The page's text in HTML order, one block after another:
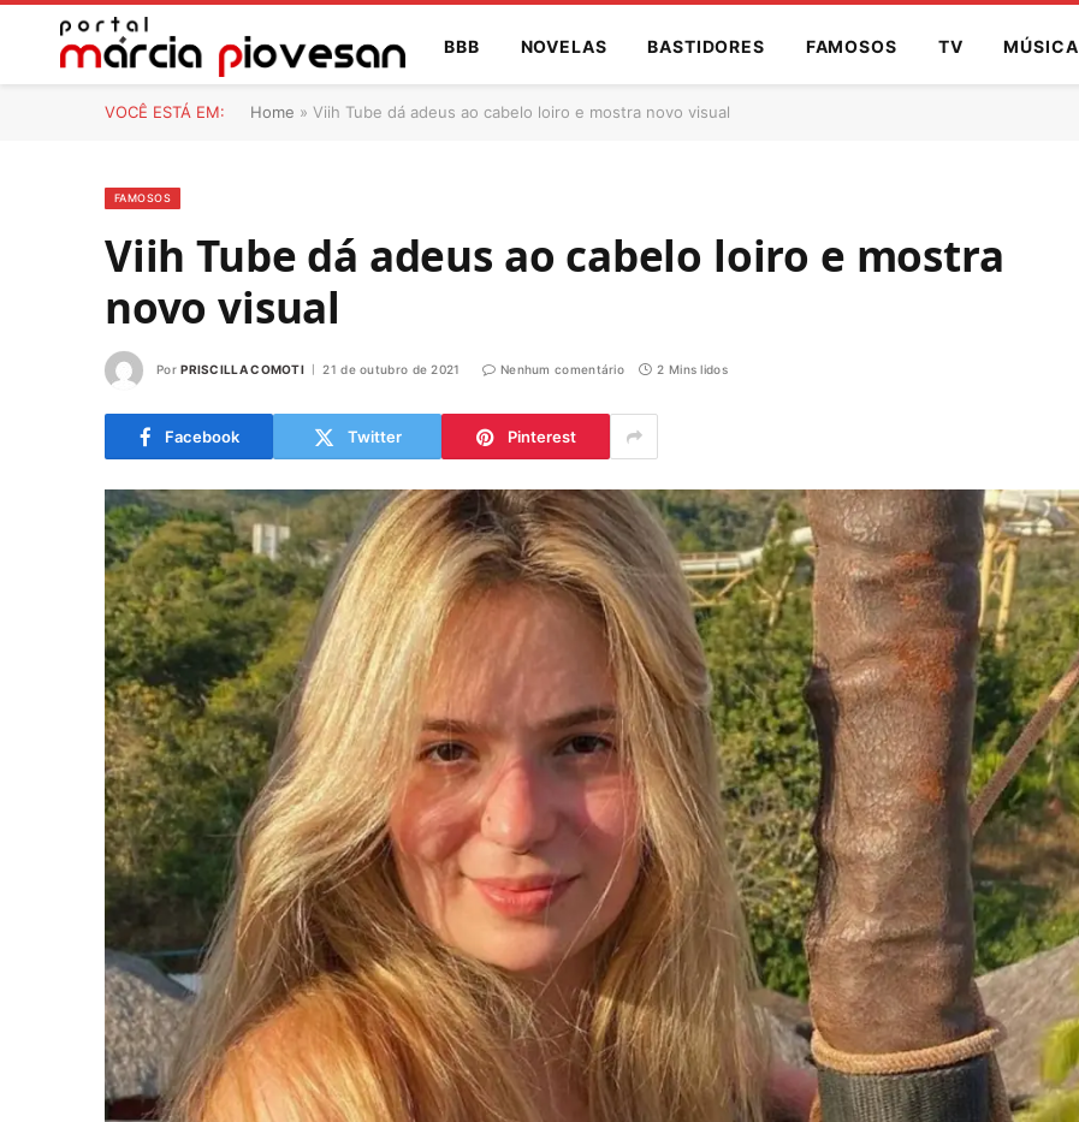
BBB NOVELAS BASTIDORES FAMOSOS TV MÚSICA
VOCÊ ESTÁ EM: Home » Viih Tube dá adeus ao cabelo loiro e mostra novo visual
FAMOSOS
Viih Tube dá adeus ao cabelo loiro e mostra
novo visual
Por PRISCILLA COMOTI 21 de outubro de 2021 Nenhum comentário 2 Mins lidos
Facebook Twitter Pinterest